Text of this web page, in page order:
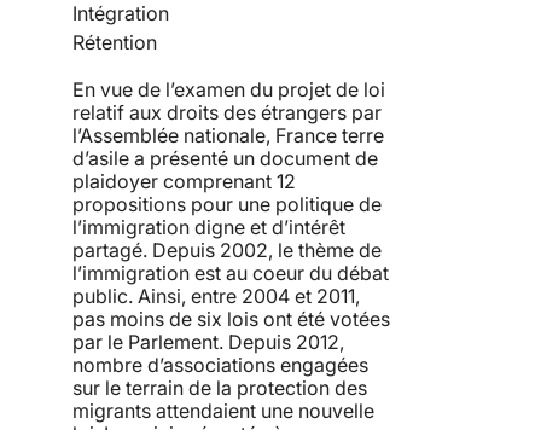
Intégration
Rétention
En vue de l’examen du projet de loi
relatif aux droits des étrangers par
l’Assemblée nationale, France terre
d’asile a présenté un document de
plaidoyer comprenant 12
propositions pour une politique de
l’immigration digne et d’intérêt
partagé. Depuis 2002, le thème de
l’immigration est au coeur du débat
public. Ainsi, entre 2004 et 2011,
pas moins de six lois ont été votées
par le Parlement. Depuis 2012,
nombre d’associations engagées
sur le terrain de la protection des
migrants attendaient une nouvelle